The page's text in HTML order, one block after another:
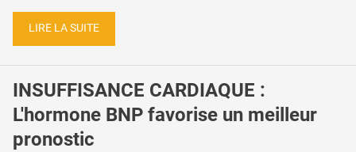
LIRE LA SUITE
INSUFFISANCE CARDIAQUE :
L'hormone BNP favorise un meilleur
pronostic